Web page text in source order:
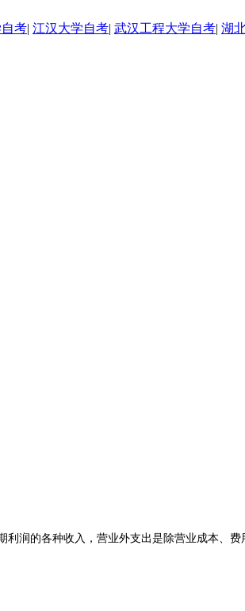
考| 江汉大学自考| 武汉工程大学自考| 湖
润的各种收入，营业外支出是除营业成本、费